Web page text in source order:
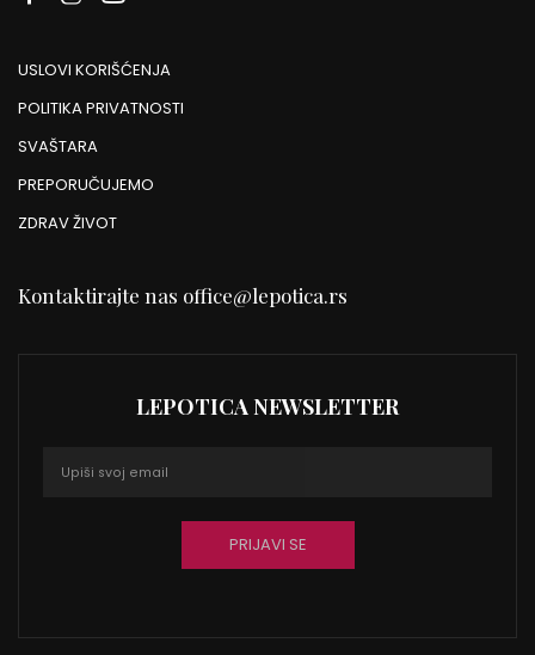
USLOVI KORIŠĆENJA
POLITIKA PRIVATNOSTI
SVAŠTARA
PREPORUČUJEMO
ZDRAV ŽIVOT
Kontaktirajte nas office@lepotica.rs
LEPOTICA NEWSLETTER